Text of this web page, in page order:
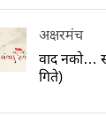
अक्षरमंच
वाद नको…
गिते)